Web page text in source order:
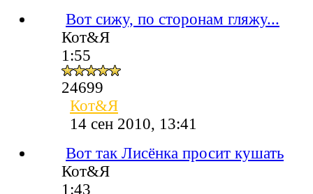
Вот сижу, по сторонам гляжу...
Кот&Я
1:55
24699
Кот&Я
14 сен 2010, 13:41
Вот так Лисёнка просит кушать
Кот&Я
1:43